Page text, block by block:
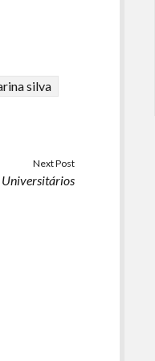
ousilva
Next Post
Universitários